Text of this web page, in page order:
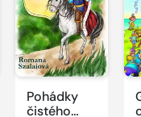
Pohádky
čistého